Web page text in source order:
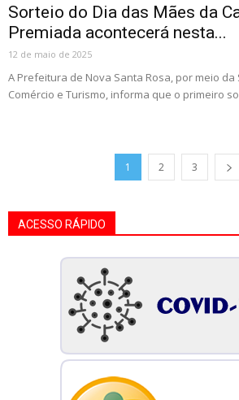
Sorteio do Dia das Mães da
Premiada acontecerá nesta...
12 de maio de 2025
A Prefeitura de Nova Santa Rosa, por meio
Comércio e Turismo, informa que o primeiro
1 2 3
ACESSO RÁPIDO